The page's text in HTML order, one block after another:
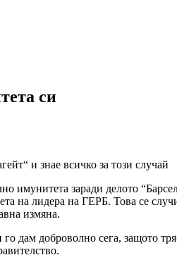
си
и знае всичко за този случай
имунитета заради делото
на лидера на ГЕРБ. Това се
измяна.
дам доброволно сега, защото